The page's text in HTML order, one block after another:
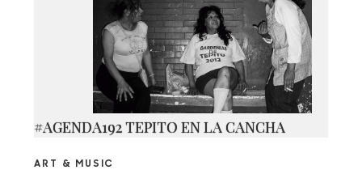
#AGENDA192 TEPITO EN LA CANCHA
ART & MUSIC